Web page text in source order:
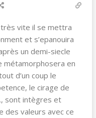
vite il se mettra
et s’epanouira
un demi-siecle
métamorphosera en
d’un coup le
le cirage de
sont intègres et
des valeurs avec ce